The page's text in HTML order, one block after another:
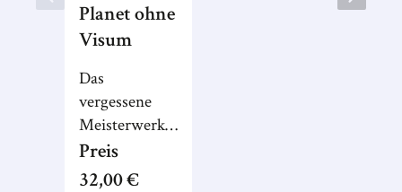
Planet ohne
Visum
Das
vergessene
Meisterwerk
der
französischen
Preis
32,00 €